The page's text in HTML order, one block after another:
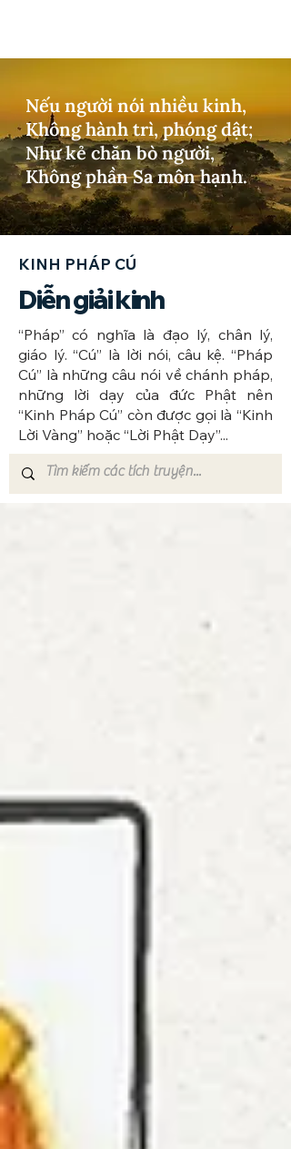
Nếu người nói nhiều kinh,
Không hành trì, phóng dật;
Như kẻ chăn bò người,
Không phần Sa môn hạnh.
KINH PHÁP CÚ
Diễn giải kinh
​“Pháp” có nghĩa là đạo lý, chân lý,
giáo lý. “Cú” là lời nói, câu kệ. “Pháp
Cú” là những câu nói về chánh pháp,
những lời dạy của đức Phật nên
“Kinh Pháp Cú” còn được gọi là “Kinh
Lời Vàng” hoặc “Lời Phật Dạy”...